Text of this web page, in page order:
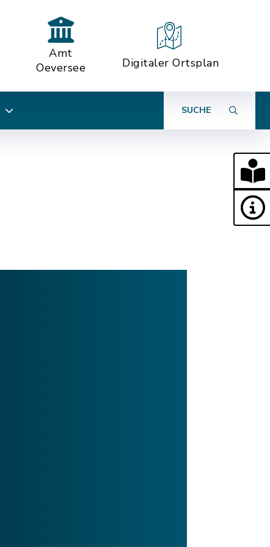
Amt
Oeversee
Digitaler Ortsplan
SUCHE